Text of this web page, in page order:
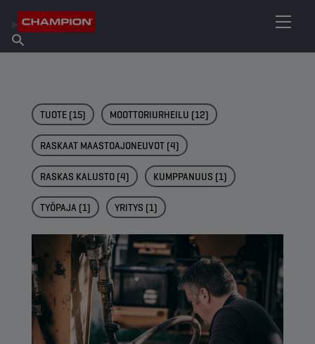
Tietoa Championista
Etsi myyntipiste
TUOTE (15) MOOTTORIURHEILU (12)
RASKAAT MAASTOAJONEUVOT (4)
RASKAS KALUSTO (4) KUMPPANUUS (1)
TYÖPAJA (1) YRITYS (1)